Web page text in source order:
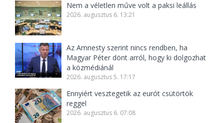
Nem a véletlen műve volt a paksi leállás
2026. augusztus 6. 13:21
Az Amnesty szerint nincs rendben, ha
Magyar Péter dönt arról, hogy ki dolgozhat
a közmédiánál
2026. augusztus 5. 17:17
Ennyiért vesztegetik az eurót csütörtök
reggel
2026. augusztus 6. 07:08